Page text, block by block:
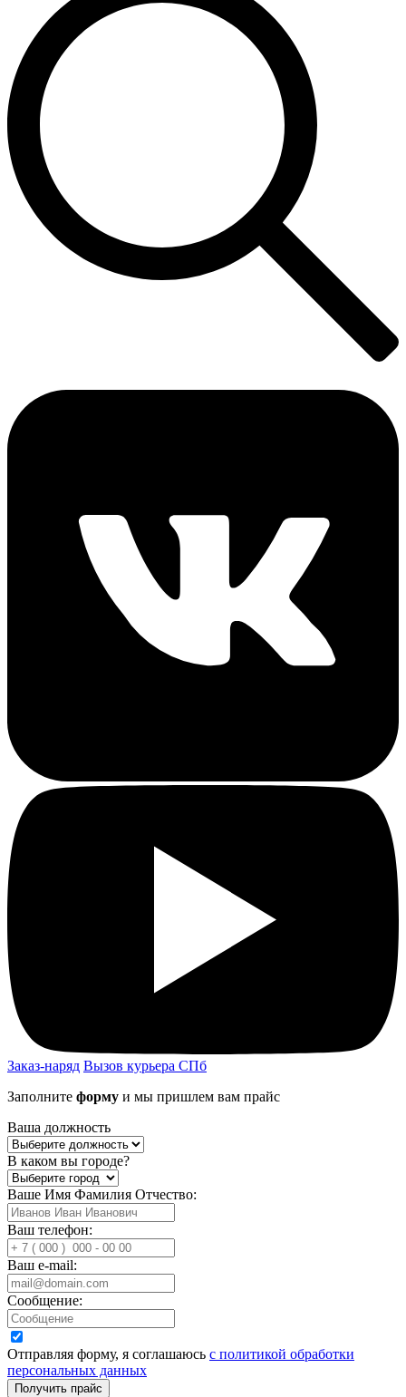
Заказ-наряд Вызов курьера СПб
Заполните форму и мы пришлем вам прайс
Ваша должность
В каком вы городе?
Ваше Имя Фамилия Отчество:
Ваш телефон:
Ваш e-mail:
Сообщение:
Отправляя форму, я соглашаюсь с политикой обработки
персональных данных
Получить прайс